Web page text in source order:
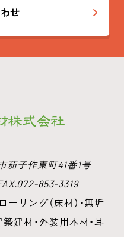
せ
茄子作東町41番1号
853-3319
リング（床材）・無垢
築建材・外装用木材・耳